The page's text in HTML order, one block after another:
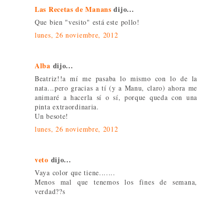
Las Recetas de Manans dijo...
Que bien "vesito" está este pollo!
lunes, 26 noviembre, 2012
Alba dijo...
Beatriz!!a mí me pasaba lo mismo con lo de la
nata...pero gracias a tí (y a Manu, claro) ahora me
animaré a hacerla sí o sí, porque queda con una
pinta extraordinaria.
Un besote!
lunes, 26 noviembre, 2012
veto dijo...
Vaya color que tiene.......
Menos mal que tenemos los fines de semana,
verdad??s